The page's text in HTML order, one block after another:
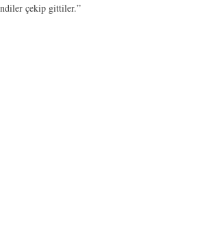
çekip gittiler.”